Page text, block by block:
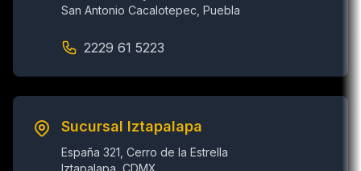
San Antonio Cacalotepec, Puebla
2229 61 5223
Sucursal Iztapalapa
España 321, Cerro de la Estrella
Iztapalapa, CDMX